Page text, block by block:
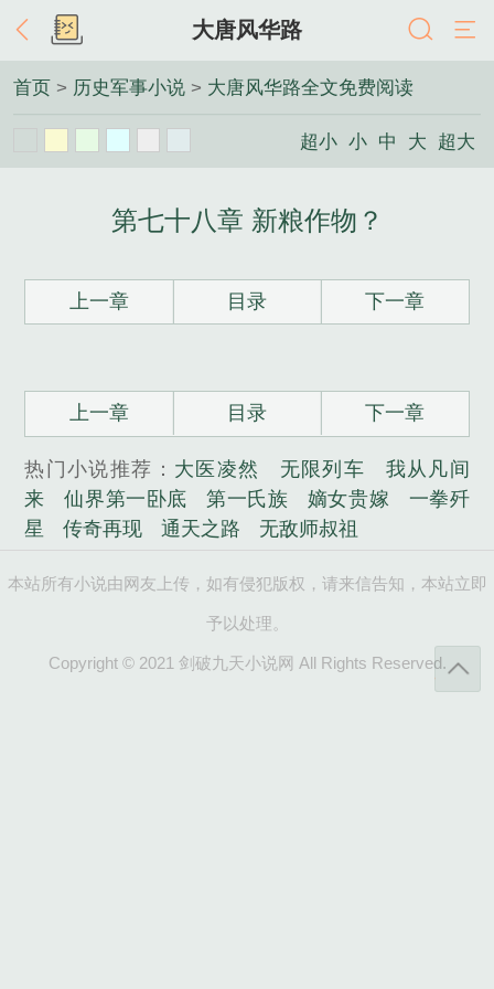
大唐风华路
首页 > 历史军事小说 > 大唐风华路全文免费阅读
超小 小 中 大 超大
第七十八章 新粮作物？
上一章 目录 下一章
上一章 目录 下一章
热门小说推荐： 大医凌然 无限列车
我从凡间
来
仙界第一卧底 第一氏族 嫡女贵嫁
一拳歼
星
传奇再现 通天之路 无敌师叔祖
本站所有小说由网友上传，如有侵犯版权，请来信告知，本站立即
予以处理。
Copyright © 2021 剑破九天小说网 All Rights Reserved.